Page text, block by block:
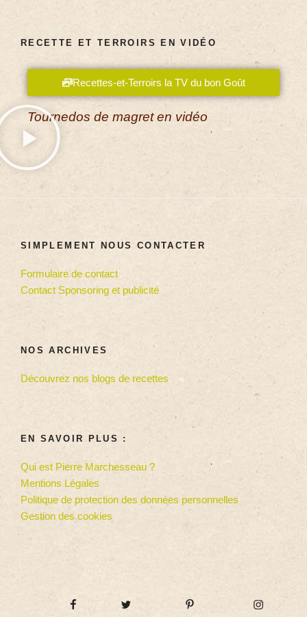
RECETTE ET TERROIRS EN VIDÉO
Recettes-et-Terroirs la TV du bon Goût
Tournedos de magret en vidéo
SIMPLEMENT NOUS CONTACTER
Formulaire de contact
Contact Sponsoring et publicité
NOS ARCHIVES
Découvrez nos blogs de recettes
EN SAVOIR PLUS :
Qui est Pierre Marchesseau ?
Mentions Légales
Politique de protection des données personnelles
Gestion des cookies